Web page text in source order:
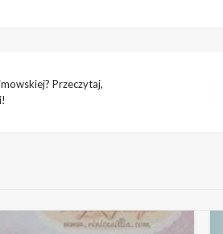
Przeczytaj,